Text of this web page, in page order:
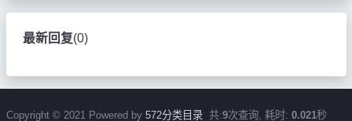
最新回复(0)
Copyright © 2021 Powered by 572分类目录共:9次查询, 耗时: 0.021秒